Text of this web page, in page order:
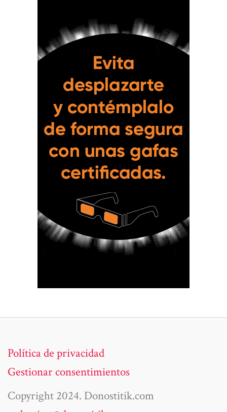
Política de privacidad
Gestionar consentimientos
Copyright 2024. Donostitik.com